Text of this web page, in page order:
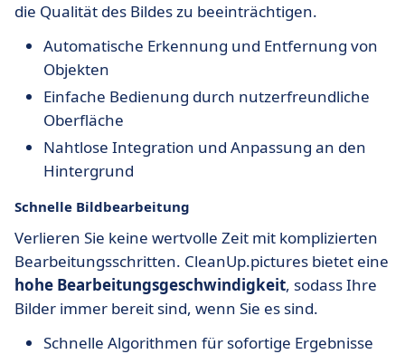
die Qualität des Bildes zu beeinträchtigen.
Automatische Erkennung und Entfernung von
Objekten
Einfache Bedienung durch nutzerfreundliche
Oberfläche
Nahtlose Integration und Anpassung an den
Hintergrund
Schnelle Bildbearbeitung
Verlieren Sie keine wertvolle Zeit mit komplizierten
Bearbeitungsschritten. CleanUp.pictures bietet eine
hohe Bearbeitungsgeschwindigkeit, sodass Ihre
Bilder immer bereit sind, wenn Sie es sind.
Schnelle Algorithmen für sofortige Ergebnisse